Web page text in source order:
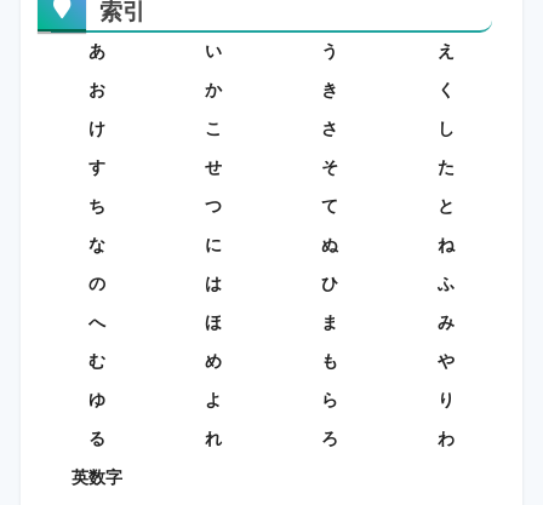
索引
あ い う
え
お
か き
く
け
こ さ
し
す
せ そ
た
ち
つ て
と
な
に ぬ
ね
の
は ひ
ふ
へ
ほ ま
み
む
め も
や
ゆ
よ ら
り
る
れ ろ
わ
英数字